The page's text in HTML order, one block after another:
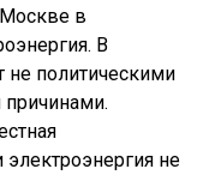
в
В
не политическими
причинами.
электроэнергия не